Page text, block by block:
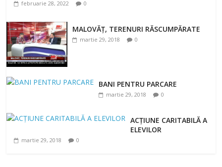
februarie 28, 2022 0
MALOVĂȚ, TERENURI RĂSCUMPĂRATE
martie 29, 2018 0
BANI PENTRU PARCARE
martie 29, 2018 0
ACȚIUNE CARITABILĂ A
ELEVILOR
martie 29, 2018 0